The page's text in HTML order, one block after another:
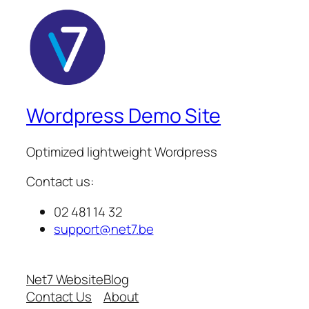
Wordpress Demo Site
Optimized lightweight Wordpress
Contact us:
02 481 14 32
support@net7.be
Net7 Website
Contact Us
Blog
About